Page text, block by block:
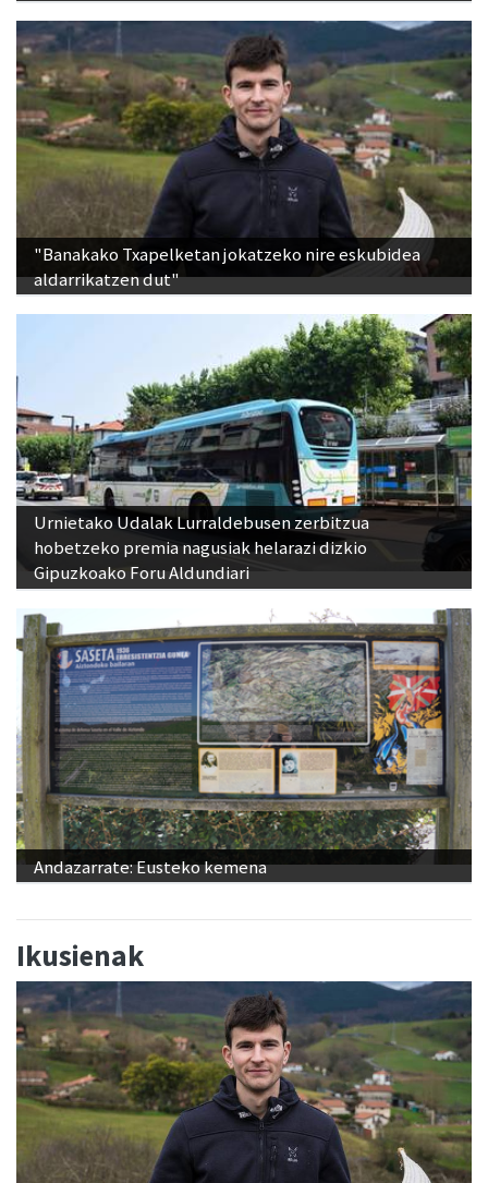
"Banakako Txapelketan jokatzeko nire eskubidea
aldarrikatzen dut"
Urnietako Udalak Lurraldebusen zerbitzua
hobetzeko premia nagusiak helarazi dizkio
Gipuzkoako Foru Aldundiari
Andazarrate: Eusteko kemena
Ikusienak